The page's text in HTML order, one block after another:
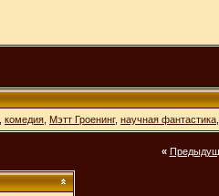
комедия Мэтт Гроенинг, научная фантастика
«